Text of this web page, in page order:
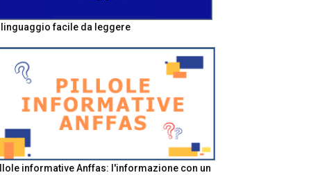
linguaggio facile da leggere
informative Anffas: l'informazione con un